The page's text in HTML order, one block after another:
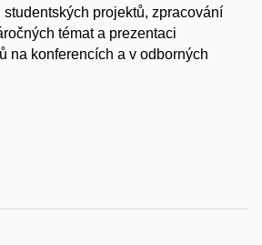
projektů, zpracování
témat a prezentaci
na konferencích a v odborných